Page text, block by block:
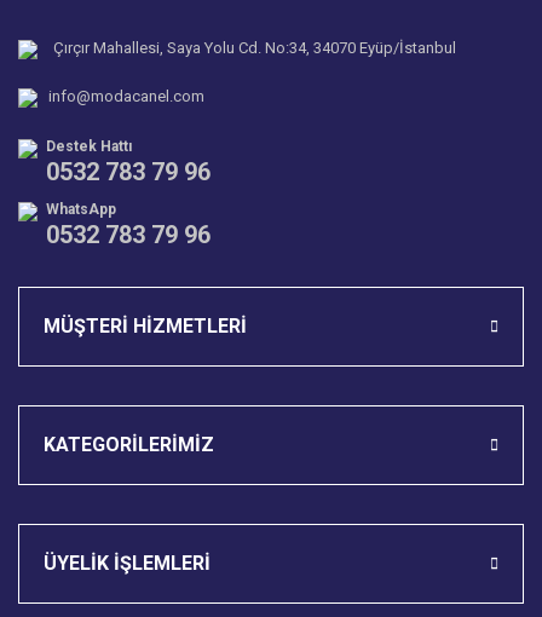
Bu ürüne benzer farklı alternatifler olmalı.
Çırçır Mahallesi, Saya Yolu Cd. No:34, 34070 Eyüp/İstanbul
info@modacanel.com
Destek Hattı
0532 783 79 96
WhatsApp
0532 783 79 96
MÜŞTERİ HİZMETLERİ
KATEGORİLERİMİZ
ÜYELİK İŞLEMLERİ